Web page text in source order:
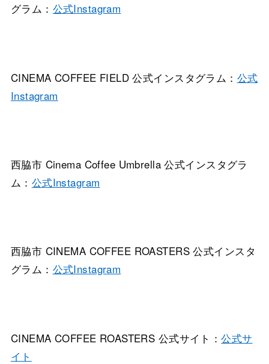
グラム： 公式Instagram
CINEMA COFFEE FIELD 公式インスタグラム： 公式
Instagram
西脇市 Cinema Coffee Umbrella 公式インスタグラ
ム： 公式Instagram
西脇市 CINEMA COFFEE ROASTERS 公式インスタ
グラム： 公式Instagram
CINEMA COFFEE ROASTERS 公式サイト：公式サ
イト